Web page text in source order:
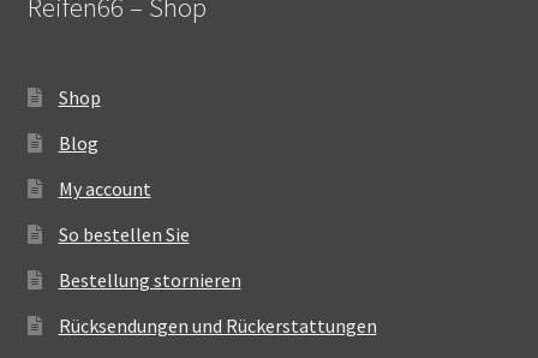
Reifen66 – Shop
Shop
Blog
My account
So bestellen Sie
Bestellung stornieren
Rücksendungen und Rückerstattungen